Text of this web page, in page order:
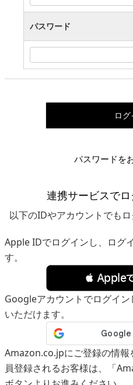
パスワード
ログ
パスワードを
連携サービスで
以下のIDやアカウントでもロ
Apple IDでログインし、ログ
す。
 Appleで
Googleアカウントでログイ
いただけます。
Amazon.co.jpにご登録の情報
員登録されるお客様は、「